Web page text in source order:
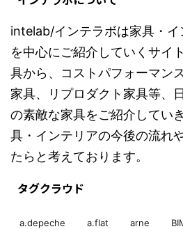
intelab/インテラボは家具・イ
を中心にご紹介していくサイ
具から、コストパフォーマン
家具、リプロダクト家具等、
の素敵な家具をご紹介してい
具・インテリアの今後の流れ
たらと考えております。
タグクラウド
a.depeche a.flat arne